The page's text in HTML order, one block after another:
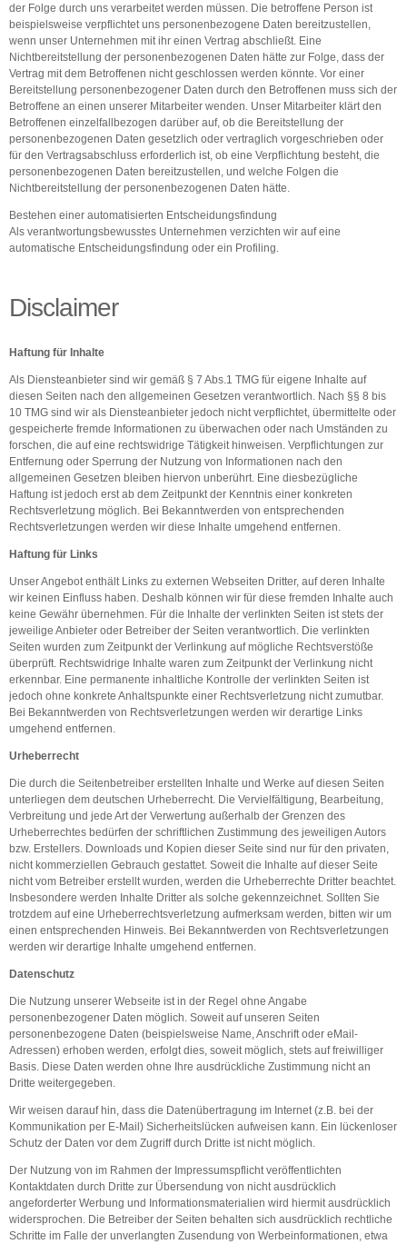
der Folge durch uns verarbeitet werden müssen. Die betroffene Person ist
beispielsweise verpflichtet uns personenbezogene Daten bereitzustellen,
wenn unser Unternehmen mit ihr einen Vertrag abschließt. Eine
Nichtbereitstellung der personenbezogenen Daten hätte zur Folge, dass der
Vertrag mit dem Betroffenen nicht geschlossen werden könnte. Vor einer
Bereitstellung personenbezogener Daten durch den Betroffenen muss sich der
Betroffene an einen unserer Mitarbeiter wenden. Unser Mitarbeiter klärt den
Betroffenen einzelfallbezogen darüber auf, ob die Bereitstellung der
personenbezogenen Daten gesetzlich oder vertraglich vorgeschrieben oder
für den Vertragsabschluss erforderlich ist, ob eine Verpflichtung besteht, die
personenbezogenen Daten bereitzustellen, und welche Folgen die
Nichtbereitstellung der personenbezogenen Daten hätte.
Bestehen einer automatisierten Entscheidungsfindung
Als verantwortungsbewusstes Unternehmen verzichten wir auf eine
automatische Entscheidungsfindung oder ein Profiling.
Disclaimer
Haftung für Inhalte
Als Diensteanbieter sind wir gemäß § 7 Abs.1 TMG für eigene Inhalte auf
diesen Seiten nach den allgemeinen Gesetzen verantwortlich. Nach §§ 8 bis
10 TMG sind wir als Diensteanbieter jedoch nicht verpflichtet, übermittelte oder
gespeicherte fremde Informationen zu überwachen oder nach Umständen zu
forschen, die auf eine rechtswidrige Tätigkeit hinweisen. Verpflichtungen zur
Entfernung oder Sperrung der Nutzung von Informationen nach den
allgemeinen Gesetzen bleiben hiervon unberührt. Eine diesbezügliche
Haftung ist jedoch erst ab dem Zeitpunkt der Kenntnis einer konkreten
Rechtsverletzung möglich. Bei Bekanntwerden von entsprechenden
Rechtsverletzungen werden wir diese Inhalte umgehend entfernen.
Haftung für Links
Unser Angebot enthält Links zu externen Webseiten Dritter, auf deren Inhalte
wir keinen Einfluss haben. Deshalb können wir für diese fremden Inhalte auch
keine Gewähr übernehmen. Für die Inhalte der verlinkten Seiten ist stets der
jeweilige Anbieter oder Betreiber der Seiten verantwortlich. Die verlinkten
Seiten wurden zum Zeitpunkt der Verlinkung auf mögliche Rechtsverstöße
überprüft. Rechtswidrige Inhalte waren zum Zeitpunkt der Verlinkung nicht
erkennbar. Eine permanente inhaltliche Kontrolle der verlinkten Seiten ist
jedoch ohne konkrete Anhaltspunkte einer Rechtsverletzung nicht zumutbar.
Bei Bekanntwerden von Rechtsverletzungen werden wir derartige Links
umgehend entfernen.
Urheberrecht
Die durch die Seitenbetreiber erstellten Inhalte und Werke auf diesen Seiten
unterliegen dem deutschen Urheberrecht. Die Vervielfältigung, Bearbeitung,
Verbreitung und jede Art der Verwertung außerhalb der Grenzen des
Urheberrechtes bedürfen der schriftlichen Zustimmung des jeweiligen Autors
bzw. Erstellers. Downloads und Kopien dieser Seite sind nur für den privaten,
nicht kommerziellen Gebrauch gestattet. Soweit die Inhalte auf dieser Seite
nicht vom Betreiber erstellt wurden, werden die Urheberrechte Dritter beachtet.
Insbesondere werden Inhalte Dritter als solche gekennzeichnet. Sollten Sie
trotzdem auf eine Urheberrechtsverletzung aufmerksam werden, bitten wir um
einen entsprechenden Hinweis. Bei Bekanntwerden von Rechtsverletzungen
werden wir derartige Inhalte umgehend entfernen.
Datenschutz
Die Nutzung unserer Webseite ist in der Regel ohne Angabe
personenbezogener Daten möglich. Soweit auf unseren Seiten
personenbezogene Daten (beispielsweise Name, Anschrift oder eMail-
Adressen) erhoben werden, erfolgt dies, soweit möglich, stets auf freiwilliger
Basis. Diese Daten werden ohne Ihre ausdrückliche Zustimmung nicht an
Dritte weitergegeben.
Wir weisen darauf hin, dass die Datenübertragung im Internet (z.B. bei der
Kommunikation per E-Mail) Sicherheitslücken aufweisen kann. Ein lückenloser
Schutz der Daten vor dem Zugriff durch Dritte ist nicht möglich.
Der Nutzung von im Rahmen der Impressumspflicht veröffentlichten
Kontaktdaten durch Dritte zur Übersendung von nicht ausdrücklich
angeforderter Werbung und Informationsmaterialien wird hiermit ausdrücklich
widersprochen. Die Betreiber der Seiten behalten sich ausdrücklich rechtliche
Schritte im Falle der unverlangten Zusendung von Werbeinformationen, etwa